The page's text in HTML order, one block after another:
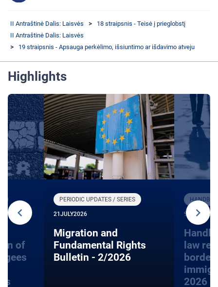
II Antraštinė Dalis: Laisvės
18 straipsnis - Teisė į prieglobstį
II Antraštinė Dalis: Laisvės
19 straipsnis - Apsauga perkėlimo, išsiuntimo ar išdavimo atveju
Highlights
of
PERIODIC UPDATES / SERIES
21 JULY2026
Migration and
Fundamental Rights
Bulletin - 2/2026
9 JUNE 2026
law
2026